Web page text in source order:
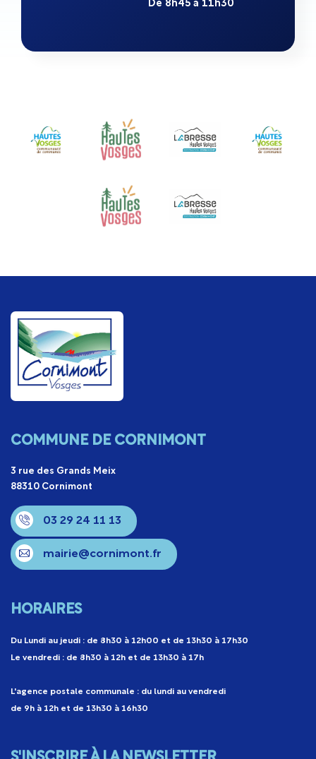
De 8h45 à 11h30
COMMUNE DE CORNIMONT
3 rue des Grands Meix
88310 Cornimont
03 29 24 11 13
mairie@cornimont.fr
HORAIRES
Du Lundi au jeudi : de 8h30 à 12h00 et de 13h30 à 17h30
Le vendredi : de 8h30 à 12h et de 13h30 à 17h
L'agence postale communale : du lundi au vendredi
de 9h à 12h et de 13h30 à 16h30